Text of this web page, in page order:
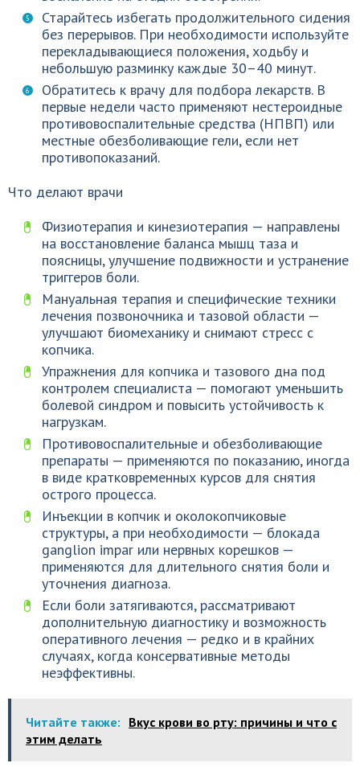
Старайтесь избегать продолжительного сидения
без перерывов. При необходимости используйте
перекладывающиеся положения, ходьбу и
небольшую разминку каждые 30–40 минут.
Обратитесь к врачу для подбора лекарств. В
первые недели часто применяют нестероидные
противовоспалительные средства (НПВП) или
местные обезболивающие гели, если нет
противопоказаний.
Что делают врачи
Физиотерапия и кинезиотерапия — направлены
на восстановление баланса мышц таза и
поясницы, улучшение подвижности и устранение
триггеров боли.
Мануальная терапия и специфические техники
лечения позвоночника и тазовой области —
улучшают биомеханику и снимают стресс с
копчика.
Упражнения для копчика и тазового дна под
контролем специалиста — помогают уменьшить
болевой синдром и повысить устойчивость к
нагрузкам.
Противовоспалительные и обезболивающие
препараты — применяются по показанию, иногда
в виде кратковременных курсов для снятия
острого процесса.
Инъекции в копчик и околокопчиковые
структуры, а при необходимости — блокада
ganglion impar или нервных корешков —
применяются для длительного снятия боли и
уточнения диагноза.
Если боли затягиваются, рассматривают
дополнительную диагностику и возможность
оперативного лечения — редко и в крайних
случаях, когда консервативные методы
неэффективны.
Читайте также: Вкус крови во рту: причины и что с
этим делать